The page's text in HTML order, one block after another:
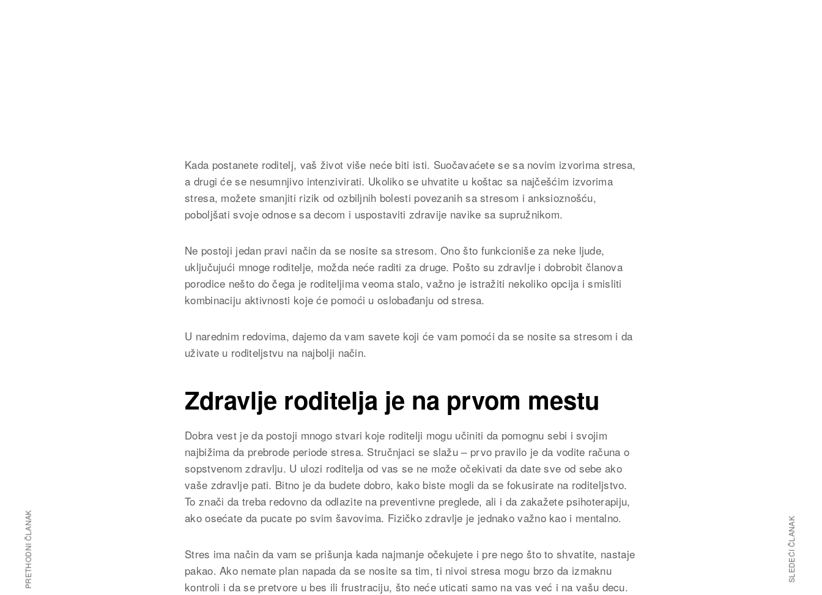
Kada postanete roditelj, vaš život više neće biti isti. Suočavaćete se sa novim izvorima stresa,
a drugi će se nesumnjivo intenzivirati. Ukoliko se uhvatite u koštac sa najčešćim izvorima
stresa, možete smanjiti rizik od ozbiljnih bolesti povezanih sa stresom i anksioznošću,
poboljšati svoje odnose sa decom i uspostaviti zdravije navike sa supružnikom.
Ne postoji jedan pravi način da se nosite sa stresom. Ono što funkcioniše za neke ljude,
uključujući mnoge roditelje, možda neće raditi za druge. Pošto su zdravlje i dobrobit članova
porodice nešto do čega je roditeljima veoma stalo, važno je istražiti nekoliko opcija i smisliti
kombinaciju aktivnosti koje će pomoći u oslobađanju od stresa.
U narednim redovima, dajemo da vam savete koji će vam pomoći da se nosite sa stresom i da
uživate u roditeljstvu na najbolji način.
Zdravlje roditelja je na prvom mestu
Dobra vest je da postoji mnogo stvari koje roditelji mogu učiniti da pomognu sebi i svojim
najbižima da prebrode periode stresa. Stručnjaci se slažu – prvo pravilo je da vodite računa o
sopstvenom zdravlju. U ulozi roditelja od vas se ne može očekivati da date sve od sebe ako
vaše zdravlje pati. Bitno je da budete dobro, kako biste mogli da se fokusirate na roditeljstvo.
To znači da treba redovno da odlazite na preventivne preglede, ali i da zakažete psihoterapiju,
ako osećate da pucate po svim šavovima. Fizičko zdravlje je jednako važno kao i mentalno.
Stres ima način da vam se prišunja kada najmanje očekujete i pre nego što to shvatite, nastaje
pakao. Ako nemate plan napada da se nosite sa tim, ti nivoi stresa mogu brzo da izmaknu
kontroli i da se pretvore u bes ili frustraciju, što neće uticati samo na vas već i na vašu decu.
PRETHODNI ČLANAK SLEDEĆI ČLANAK